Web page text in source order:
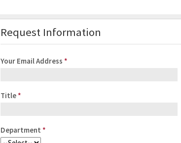
Request Information
Your Email Address *
Title *
Department *